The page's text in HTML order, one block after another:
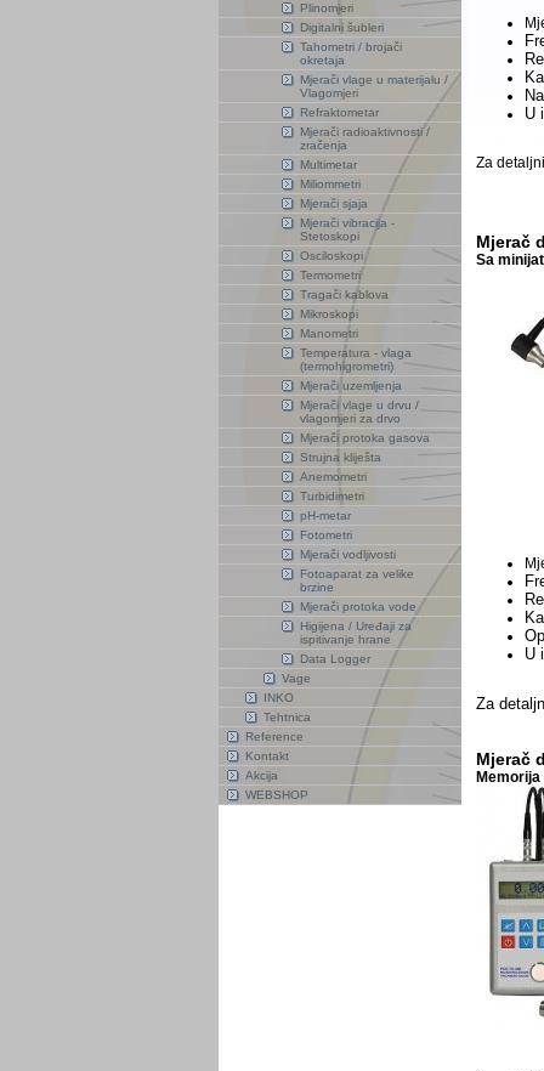
Plinomjeri
Digitalni šubleri
Tahometri / brojači
okretaja
Mjerači vlage u materijalu /
Vlagomjeri
Refraktometar
Mjerači radioaktivnosti /
zračenja
Multimetar
Miliommetri
Mjerači sjaja
Mjerači vibracija -
Stetoskopi
Osciloskopi
Termometri
Tragači kablova
Mikroskopi
Manometri
Temperatura - vlaga
(termohigrometri)
Mjerači uzemljenja
Mjerači vlage u drvu /
vlagomjeri za drvo
Mjerači protoka gasova
Strujna kliješta
Anemometri
Turbidimetri
pH-metar
Fotometri
Mjerači vodljivosti
Fotoaparat za velike
brzine
Mjerači protoka vode
Higijena / Uređaji za
ispitivanje hrane
Data Logger
Vage
INKO
Tehtnica
Reference
Kontakt
Akcija
WEBSHOP
U
Za
Mjerač
Sa
U
Za
Mjerač